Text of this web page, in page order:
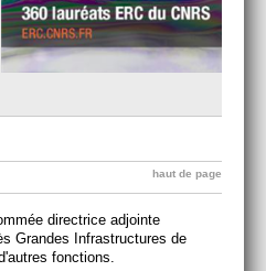
haut de page
directrice adjointe
Grandes Infrastructures de
fonctions.